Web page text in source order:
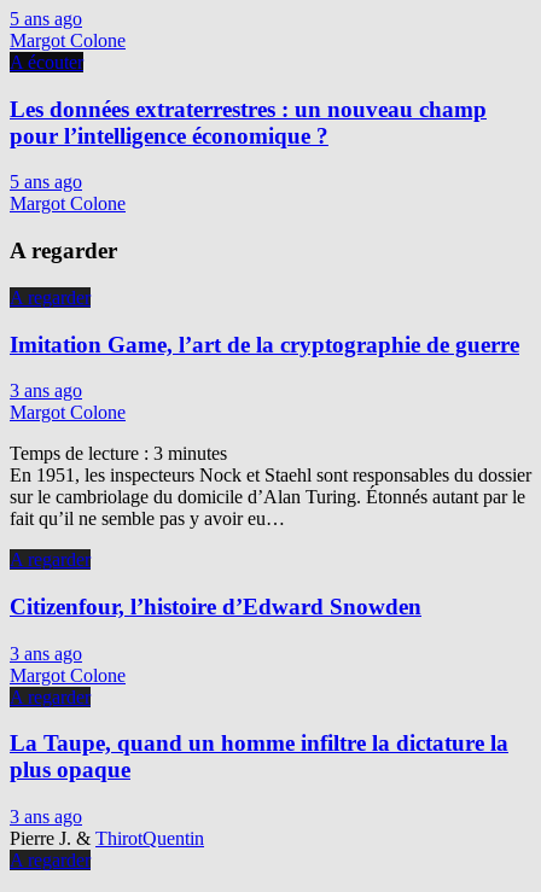
5 ans ago
Margot Colone
A écouter
Les données extraterrestres : un nouveau champ
pour l’intelligence économique ?
5 ans ago
Margot Colone
A regarder
A regarder
Imitation Game, l’art de la cryptographie de guerre
3 ans ago
Margot Colone
Temps de lecture : 3 minutes
En 1951, les inspecteurs Nock et Staehl sont responsables du dossier
sur le cambriolage du domicile d’Alan Turing. Étonnés autant par le
fait qu’il ne semble pas y avoir eu…
A regarder
Citizenfour, l’histoire d’Edward Snowden
3 ans ago
Margot Colone
A regarder
La Taupe, quand un homme infiltre la dictature la
plus opaque
3 ans ago
Pierre J. & ThirotQuentin
A regarder